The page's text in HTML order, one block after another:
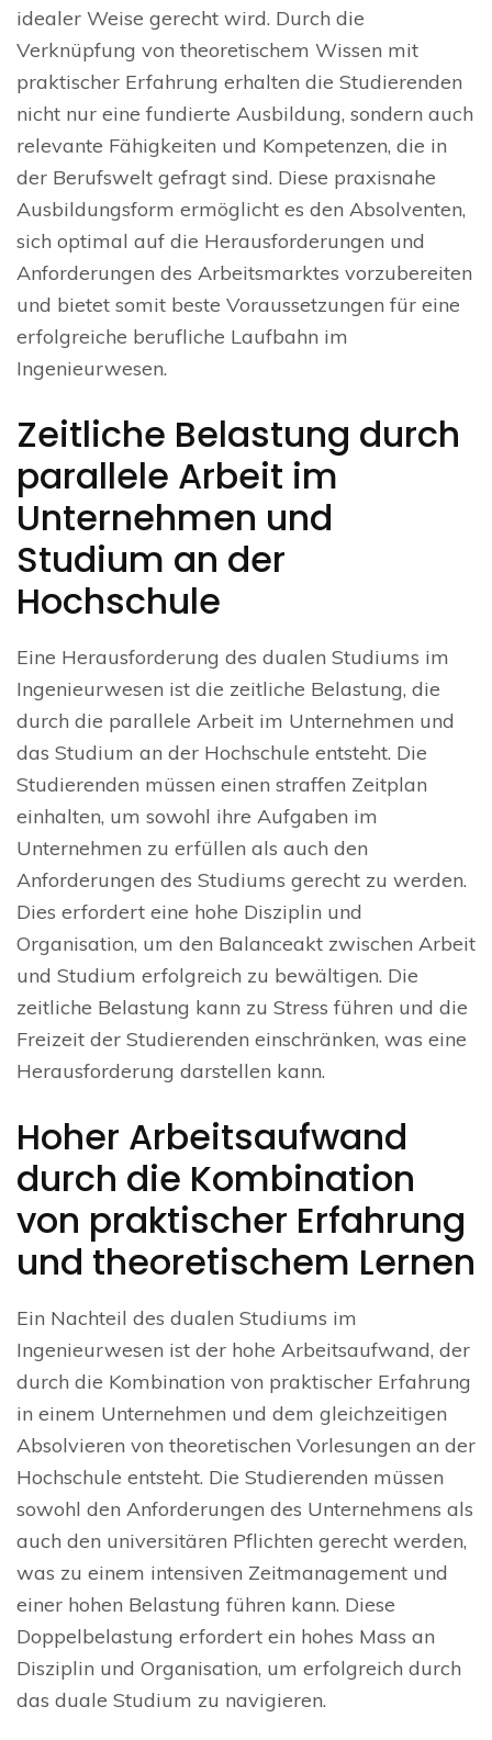
idealer Weise gerecht wird. Durch die
Verknüpfung von theoretischem Wissen mit
praktischer Erfahrung erhalten die Studierenden
nicht nur eine fundierte Ausbildung, sondern auch
relevante Fähigkeiten und Kompetenzen, die in
der Berufswelt gefragt sind. Diese praxisnahe
Ausbildungsform ermöglicht es den Absolventen,
sich optimal auf die Herausforderungen und
Anforderungen des Arbeitsmarktes vorzubereiten
und bietet somit beste Voraussetzungen für eine
erfolgreiche berufliche Laufbahn im
Ingenieurwesen.
Zeitliche Belastung durch
parallele Arbeit im
Unternehmen und
Studium an der
Hochschule
Eine Herausforderung des dualen Studiums im
Ingenieurwesen ist die zeitliche Belastung, die
durch die parallele Arbeit im Unternehmen und
das Studium an der Hochschule entsteht. Die
Studierenden müssen einen straffen Zeitplan
einhalten, um sowohl ihre Aufgaben im
Unternehmen zu erfüllen als auch den
Anforderungen des Studiums gerecht zu werden.
Dies erfordert eine hohe Disziplin und
Organisation, um den Balanceakt zwischen Arbeit
und Studium erfolgreich zu bewältigen. Die
zeitliche Belastung kann zu Stress führen und die
Freizeit der Studierenden einschränken, was eine
Herausforderung darstellen kann.
Hoher Arbeitsaufwand
durch die Kombination
von praktischer Erfahrung
und theoretischem Lernen
Ein Nachteil des dualen Studiums im
Ingenieurwesen ist der hohe Arbeitsaufwand, der
durch die Kombination von praktischer Erfahrung
in einem Unternehmen und dem gleichzeitigen
Absolvieren von theoretischen Vorlesungen an der
Hochschule entsteht. Die Studierenden müssen
sowohl den Anforderungen des Unternehmens als
auch den universitären Pflichten gerecht werden,
was zu einem intensiven Zeitmanagement und
einer hohen Belastung führen kann. Diese
Doppelbelastung erfordert ein hohes Mass an
Disziplin und Organisation, um erfolgreich durch
das duale Studium zu navigieren.